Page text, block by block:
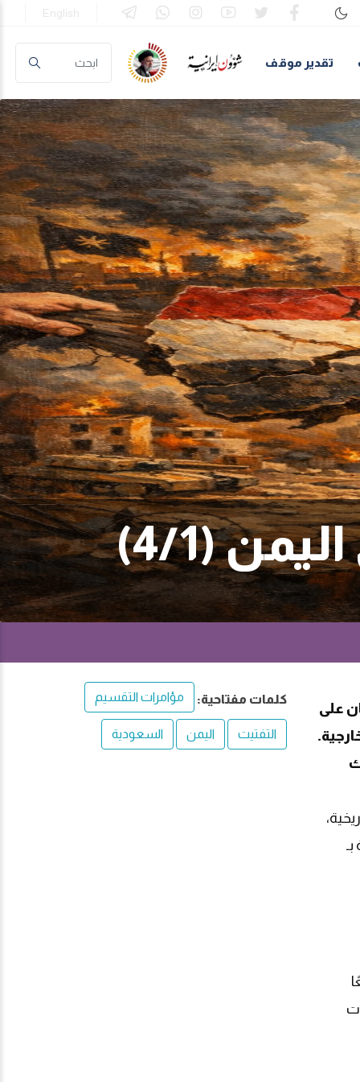
English
تقدير موقف
(4/1)
على
كلمات مفتاحية: مؤامرات التقسيم
التفتيت اليمن السعودية